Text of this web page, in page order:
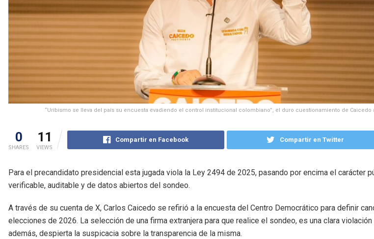
“Uribismo se lleva del país su encuesta evadiendo el control institucional colombiano”, el duro cuestionamiento de Caicedo
0
SHARES
11
VIEWS
Compartir en Facebook Compartir en Twitter
Para el precandidato presidencial esta jugada viola la Ley 2494 de 2025, pasando por encima el carácter
verificable, auditable y de datos abiertos del sondeo.
A través de su cuenta de X, Carlos Caicedo se refirió a la encuesta del Centro Democrático para definir
elecciones de 2026. La selección de una firma extranjera para que realice el sondeo, es una clara violación
además, despierta la suspicacia sobre la transparencia de la misma.